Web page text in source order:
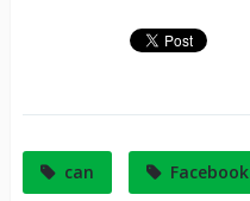
can Facebook